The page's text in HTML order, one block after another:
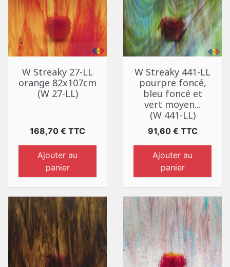
W Streaky 27-LL
orange 82x107cm
(W 27-LL)
Prix
168,70 € TTC
Ajouter au
panier
W Streaky 441-LL
pourpre foncé,
bleu foncé et
vert moyen...
(W 441-LL)
Prix
91,60 € TTC
Ajouter au
panier